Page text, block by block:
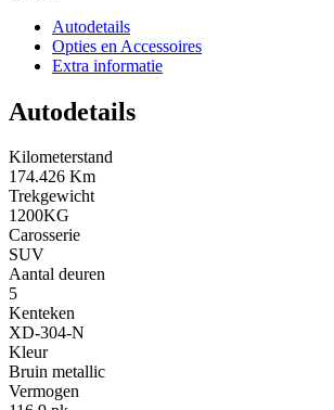
Autodetails
Opties en Accessoires
Extra informatie
Autodetails
Kilometerstand
174.426 Km
Trekgewicht
1200KG
Carosserie
SUV
Aantal deuren
5
Kenteken
XD-304-N
Kleur
Bruin metallic
Vermogen